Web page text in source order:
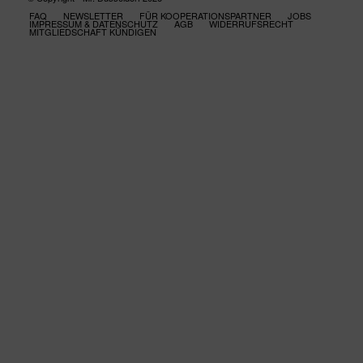
FAQ
NEWSLETTER FÜR KOOPERATIONSPARTNER JOBS
IMPRESSUM & DATENSCHUTZ AGB WIDERRUFSRECHT
MITGLIEDSCHAFT KÜNDIGEN